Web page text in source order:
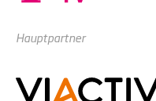
Hauptpartner